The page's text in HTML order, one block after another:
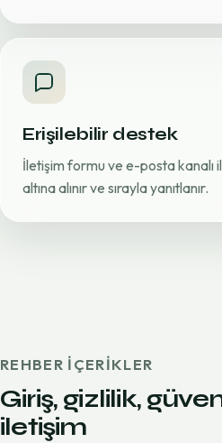
Erişilebilir destek
İletişim formu ve e-posta kanalı
altına alınır ve sırayla yanıtlanır.
REHBER IÇERIKLER
Giriş, gizlilik,
iletişim